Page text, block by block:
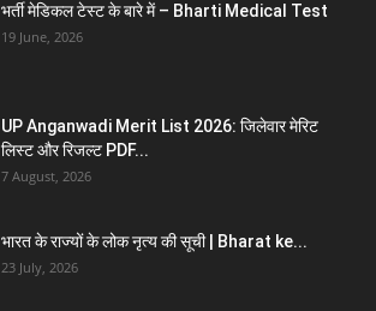
भर्ती मेडिकल टेस्ट के बारे में – Bharti Medical Test
19 June, 2026
UP Anganwadi Merit List 2026: जिलेवार मेरिट
लिस्ट और रिजल्ट PDF...
7 August, 2026
भारत के राज्यों के लोक नृत्य की सूची | Bharat ke...
23 July, 2026